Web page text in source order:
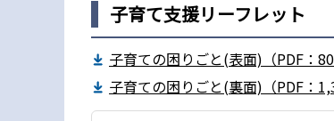
子育て支援リーフレット
子育ての困りごと(表面)（PDF：
子育ての困りごと(裏面)（PDF：